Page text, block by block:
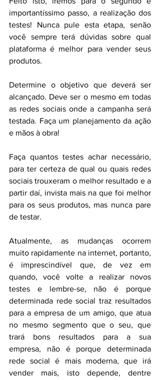
importantíssimo passo, a realização dos
testes! Nunca pule esta etapa, senão
você sempre terá dúvidas sobre qual
plataforma é melhor para vender seus
produtos.
Determine o objetivo que deverá ser
alcançado. Deve ser o mesmo em todas
as redes sociais onde a campanha será
testada. Faça um planejamento da ação
e mãos à obra!
Faça quantos testes achar necessário,
para ter certeza de qual ou quais redes
sociais trouxeram o melhor resultado e a
partir daí, invista mais na que foi melhor
para os seus produtos, mas nunca pare
de testar.
Atualmente, as mudanças ocorrem
muito rapidamente na internet, portanto,
é imprescindível que, de vez em
quando, você volte a realizar novos
testes e lembre-se, não é porque
determinada rede social traz resultados
para a empresa de um amigo, que atua
no mesmo segmento que o seu, que
trará bons resultados para a sua
empresa, não é porque determinada
rede social é mais moderna, que irá
vender mais, isto depende, dentre